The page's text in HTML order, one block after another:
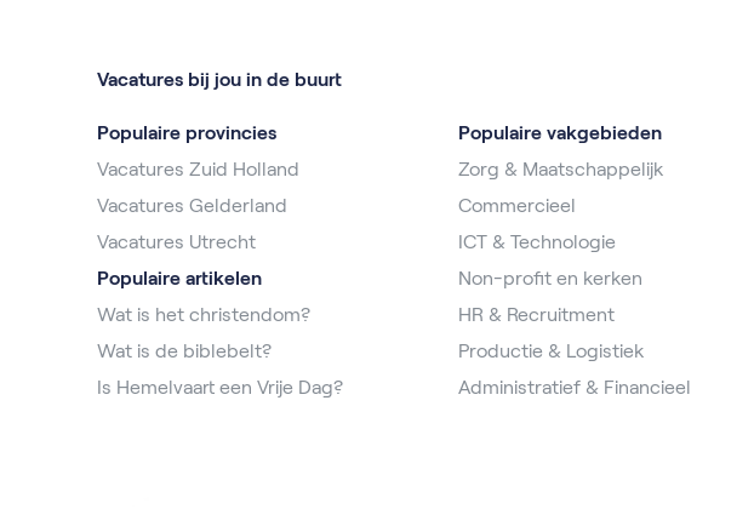
Vacatures bij jou in de buurt
Populaire provincies
Vacatures Zuid Holland
Vacatures Gelderland
Vacatures Utrecht
Populaire artikelen
Wat is het christendom?
Wat is de biblebelt?
Is Hemelvaart een Vrije Dag?
Populaire vakgebieden
Zorg & Maatschappelijk
Commercieel
ICT & Technologie
Non-profit en kerken
HR & Recruitment
Productie & Logistiek
Administratief & Financieel